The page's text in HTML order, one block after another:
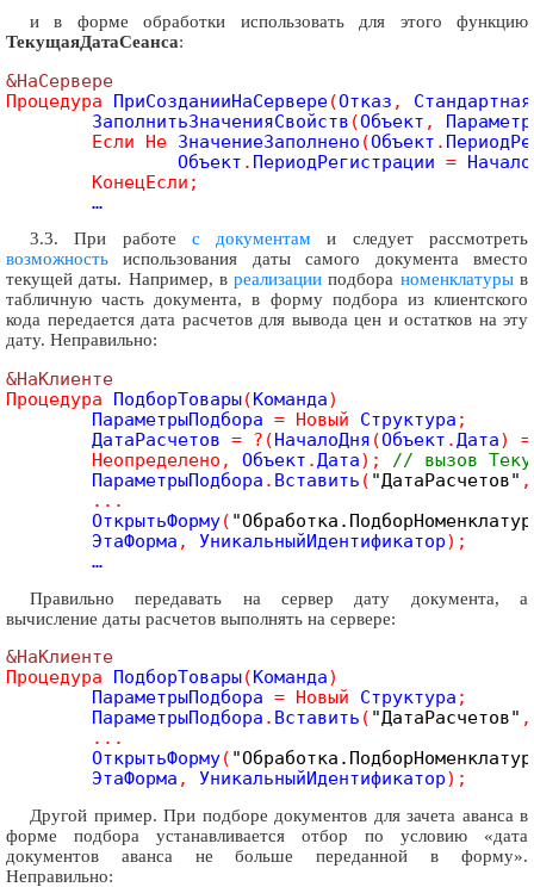
и в форме обработки использовать для этого функцию
ТекущаяДатаСеанса:
&НаСервере
Процедура ПриСозданииНаСервере(Отказ ,
	ЗаполнитьЗначенияСвойств
(Объект ,
Если
Не ЗначениеЗаполнено (Объект .
		Объект
. ПериодРегистрации =
КонецЕсли ;
3.3. При работе с документам и следует рассмотреть
возможность использования даты самого документа вместо
текущей даты. Например, вреализации подбора номенклатурыв
табличную часть документа, в форму подбора из клиентского
кода передается дата расчетов для вывода цен и остатков на эту
дату. Неправильно:
&НаКлиенте
Процедура ПодборТовары(Команда)
	ПараметрыПодбора
= Новый Структура ;
	ДатаРасчетов
= ? (НачалоДня (Объект . Дата) =
Неопределено , Объект . Дата) ;
// вызов
	ПараметрыПодбора
. Вставить ( "ДатаРасчетов" ,
. . .
	ОткрытьФорму
(
	ЭтаФорма
, УникальныйИдентификатор) ;
Правильно передавать на сервер дату документа, а
вычисление даты расчетов выполнять на сервере:
&НаКлиенте
Процедура ПодборТовары(Команда)
	ПараметрыПодбора
= Новый Структура ;
	ПараметрыПодбора
. Вставить ( "ДатаРасчетов" ,
. . .
	ОткрытьФорму
(
	ЭтаФорма
, УникальныйИдентификатор) ;
Другой пример. При подборе документов для зачета аванса в
форме подбора устанавливается отбор по условию «дата
документов аванса не больше переданной в форму».
Неправильно: